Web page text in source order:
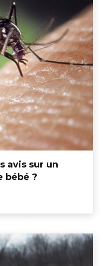
avis sur un
bébé ?